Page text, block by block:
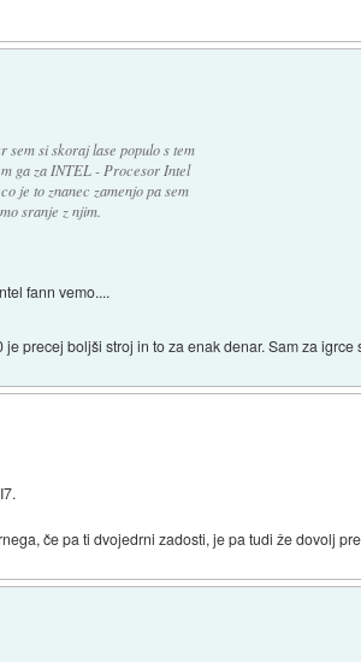
si skoraj lase populo s tem
ga za INTEL - Procesor Intel
je to znanec zamenjo pa sem
sranje z njim.
fann vemo....
precej boljši stroj in to za enak denar. Sam za igrce
če pa ti dvojedrni zadosti, je pa tudi že dovolj